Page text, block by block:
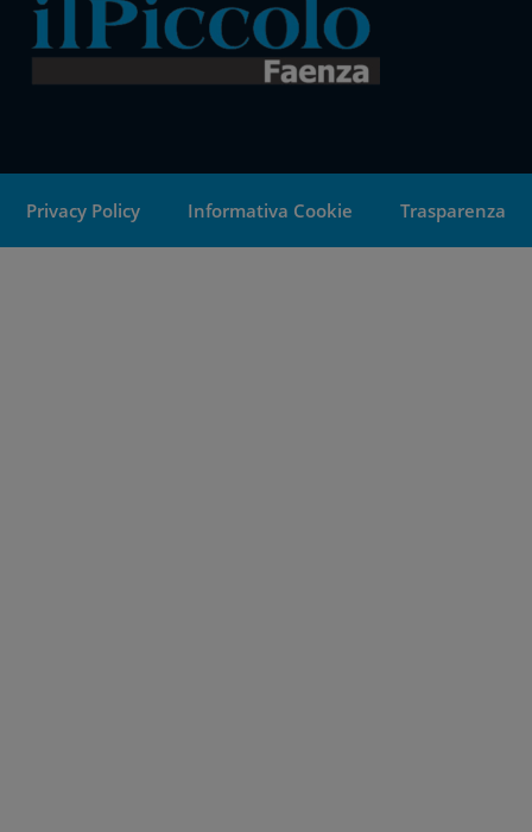
Privacy Policy Informativa Cookie Trasparenza